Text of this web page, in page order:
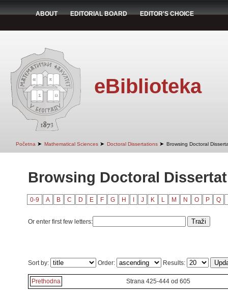
ABOUT EDITORIAL BOARD EDITOR'S CHOICE
eBiblioteka
Početna ➤ Mathematical Sciences ➤ Doctoral Dissertations ➤ Browsing Doctoral
Browsing Doctoral
0-9 A B C D E F G H J K L M N O P Q
Or enter first few letters:
Sort by: Order: Results:
Prethodna Strana 425-444 od 605